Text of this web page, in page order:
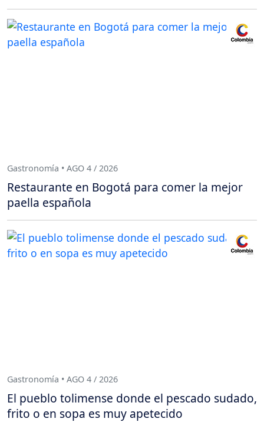
Gastronomía • AGO 4 / 2026
Restaurante en Bogotá para comer la mejor
paella española
Gastronomía • AGO 4 / 2026
El pueblo tolimense donde el pescado sudado,
frito o en sopa es muy apetecido